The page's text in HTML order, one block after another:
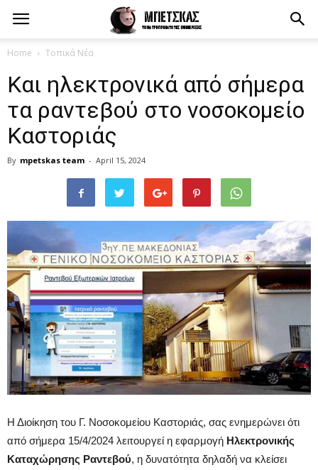
Home Τοπικά Νέα
Και ηλεκτρονικά από σήμερα
τα ραντεβού στο νοσοκομείο
Καστοριάς
By mpetskas team - April 15, 2024
Η Διοίκηση του Γ. Νοσοκομείου Καστοριάς, σας ενημερώνει ότι
από σήμερα 15/4/2024 λειτουργεί η εφαρμογή Ηλεκτρονικής
Καταχώρησης Ραντεβού, η δυνατότητα δηλαδή να κλείσει